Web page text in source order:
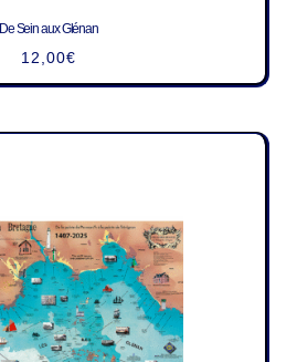
De Sein aux Glénan
12,00€